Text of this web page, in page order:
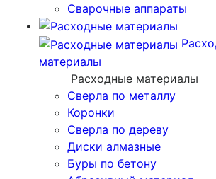
Сварочные аппараты
материалы
Расходные материалы
Сверла по металлу
Коронки
Сверла по дереву
Диски алмазные
Буры по бетону